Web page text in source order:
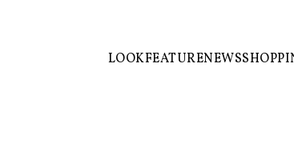
LOOKFEATURENEWS